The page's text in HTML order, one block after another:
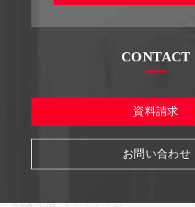
CONTACT
資料請求
お問い合わせ